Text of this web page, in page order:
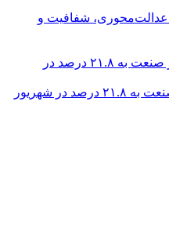
با تأکید بر عدالت‌محوری، شفافیت و
افزایش تورم تولیدکننده در صنعت به ۲۱.۸ درصد در شهریور